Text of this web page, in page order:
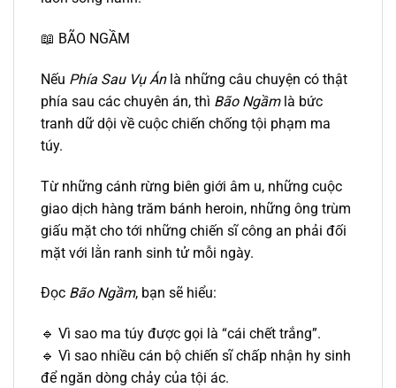
📖 BÃO NGẦM
Nếu Phía Sau Vụ Ánlà những câu chuyện có thật
phía sau các chuyên án, thì Bão Ngầmlà bức
tranh dữ dội về cuộc chiến chống tội phạm ma
túy.
Từ những cánh rừng biên giới âm u, những cuộc
giao dịch hàng trăm bánh heroin, những ông trùm
giấu mặt cho tới những chiến sĩ công an phải đối
mặt với lằn ranh sinh tử mỗi ngày.
Đọc Bão Ngầm, bạn sẽ hiểu:
🔹 Vì sao ma túy được gọi là “cái chết trắng”.
🔹 Vì sao nhiều cán bộ chiến sĩ chấp nhận hy sinh
để ngăn dòng chảy của tội ác.